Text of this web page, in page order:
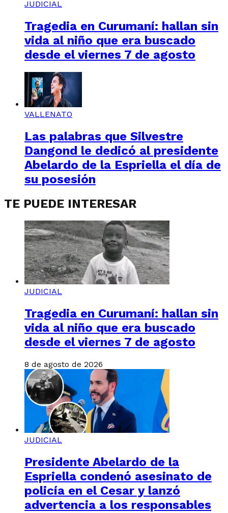
JUDICIAL
Tragedia en Curumaní: hallan sin
vida al niño que era buscado
desde el viernes 7 de agosto
VALLENATO
Las palabras que Silvestre
Dangond le dedicó al presidente
Abelardo de la Espriella el día de
su posesión
TE PUEDE INTERESAR
JUDICIAL
Tragedia en Curumaní: hallan sin
vida al niño que era buscado
desde el viernes 7 de agosto
8 de agosto de 2026
JUDICIAL
Presidente Abelardo de la
Espriella condenó asesinato de
policía en el Cesar y lanzó
advertencia a los responsables